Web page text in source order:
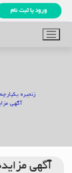
پرش
محتوا
ورود یا ثبت نام
زنجیره
آگهی
آگهی